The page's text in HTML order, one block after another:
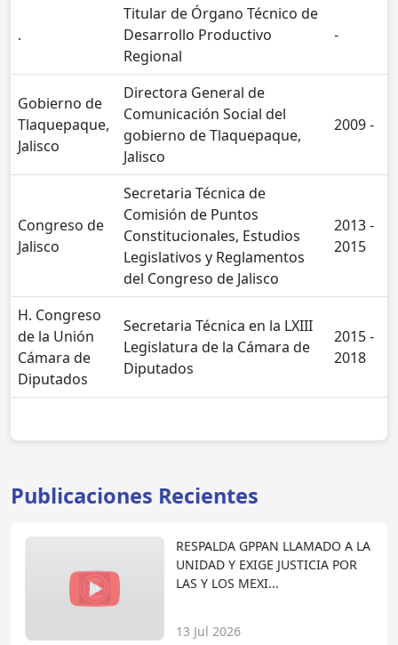
.
Titular de Órgano Técnico de
Desarrollo Productivo
Regional
-
Gobierno de
Tlaquepaque,
Jalisco
Directora General de
Comunicación Social del
gobierno de Tlaquepaque,
Jalisco
2009 -
Congreso de
Jalisco
Secretaria Técnica de
Comisión de Puntos
Constitucionales, Estudios
Legislativos y Reglamentos
del Congreso de Jalisco
2013 -
2015
H. Congreso
de la Unión
Cámara de
Diputados
Secretaria Técnica en la LXIII
Legislatura de la Cámara de
Diputados
2015 -
2018
Publicaciones Recientes
RESPALDA GPPAN LLAMADO A LA
UNIDAD Y EXIGE JUSTICIA POR
LAS Y LOS MEXI...
13 Jul 2026